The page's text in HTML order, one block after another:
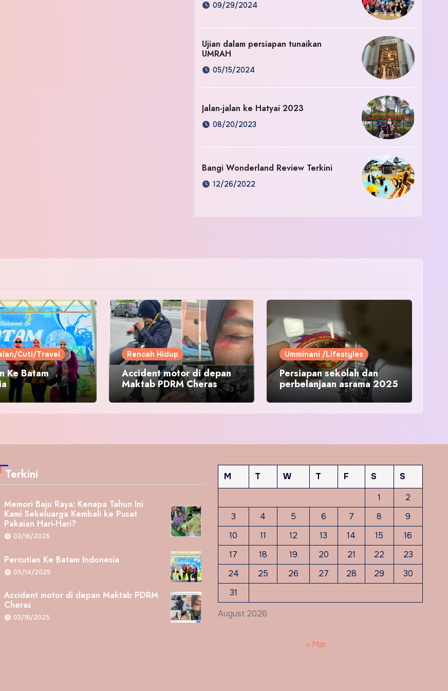
09/29/2024
Ujian dalam persiapan tunaikan
UMRAH
05/15/2024
Jalan-jalan ke Hatyai 2023
08/20/2023
Bangi Wonderland Review Terkini
12/26/2022
Cuti/Travel
Ke Batam
Rencah Hidup
Accident motor di depan
Maktab PDRM Cheras
Umminani /Lifestyles
Persiapan sekolah dan
perbelanjaan asrama 2025
Terkini
Memori Baju Raya: Kenapa Tahun Ini
Kami Sekeluarga Kembali ke Pusat
Pakaian Hari-Hari?
03/16/2026
Percutian Ke Batam Indonesia
05/14/2025
Accident motor di depan Maktab PDRM
Cheras
03/16/2025 August 2026
M T W T F S
S
1
2
3
4 5 6 7 8
9
10
11 12 13 14 15
16
17
18 19 20 21 22
23
24
25 26 27 28 29
30
31
« Mar